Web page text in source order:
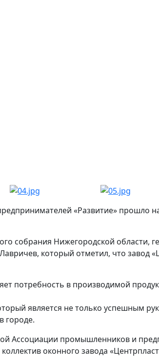
«Развитие» прошло
собрания Нижегородской области,
который отметил, что завод
потребность в производимой
является не только успешным
городе.
Ассоциации промышленников и
оконного завода